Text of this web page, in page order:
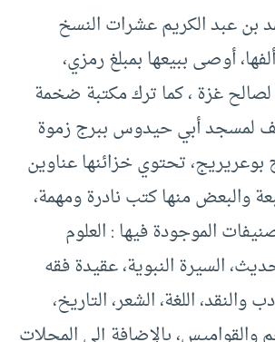
بن عبد الكريم عشرات النسخ
أوصى ببيعها بمبلغ رمزي،
لصالح غزة ، كما ترك مكتبة ضخمة
لمسجد أبي حيدوس ببرج زموة
بوعريريج، تحتوي خزائنها عناوين
والبعض منها كتب نادرة ومهمة،
الموجودة فيها : العلوم
السيرة النبوية، عقيدة فقه
والنقد، اللغة، الشعر، التاريخ،
والقواميس، بالإضافة إلى المجلات